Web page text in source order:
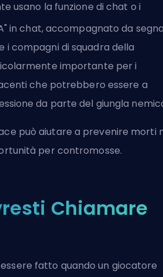
usano la funzione di chat o i
in chat, accompagnato da
i compagni di squadra della
importante per i
che potrebbero essere a
da parte del giungla
può aiutare a prevenire morti
per contromosse.
Chiamare
fatto quando un giocatore